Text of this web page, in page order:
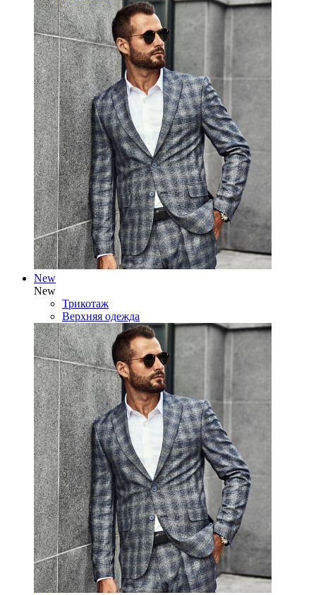
New
New
Трикотаж
Верхняя одежда